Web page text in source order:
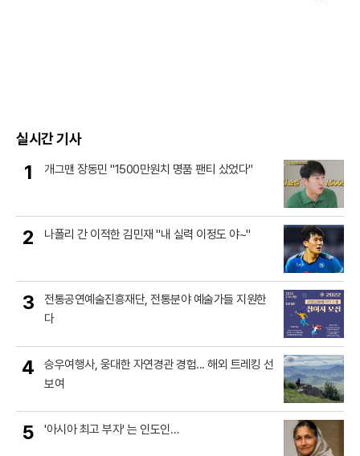
실시간 기사
1 개그맨 장동민 "1500만원치 명품 팬티 샀었다"
2 나폴리 간 이적한 김민재 "내 실력 이정도 야~"
3
전통공연예술진흥재단, 전통분야 예술가들 지원한
다
4
승우여행사, 웅대한 자연경관 경험... 해외 트레킹 선
보여
5 '아시아 최고 부자' 는 인도인…